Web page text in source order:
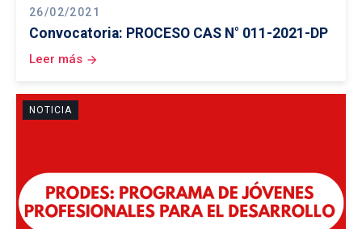
26/02/2021
Convocatoria: PROCESO CAS N° 011-2021-DP
Leer más arrow_forward
NOTICIA